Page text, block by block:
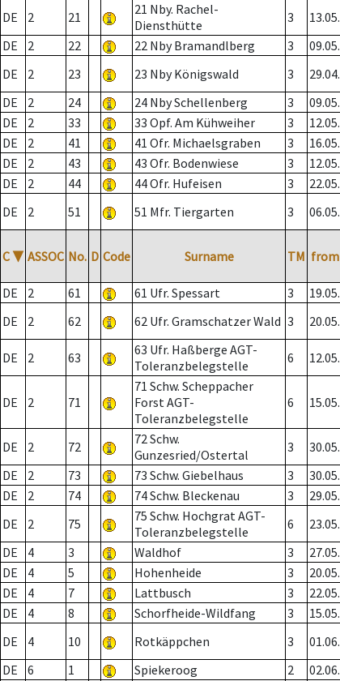
DE 2 21
21 Nby. Rachel-
Diensthütte
3 13.05.
DE
2 22 22 Nby Bramandlberg 3 09.05.
DE
2 23 23 Nby Königswald 3 29.04.
DE
2 24 24 Nby Schellenberg 3 09.05.
DE
2 33 33 Opf. Am Kühweiher 3 12.05.
DE
2 41 41 Ofr. Michaelsgraben 3 16.05.
DE
2 43 43 Ofr. Bodenwiese 3 12.05.
DE
2 44 44 Ofr. Hufeisen 3 22.05.
DE
2 51 51 Mfr. Tiergarten 3 06.05.
C ▼ ASSOC No. D Code Surname TM from
DE
2 61 61 Ufr. Spessart 3 19.05.
DE
2 62 62 Ufr. Gramschatzer Wald 3 20.05.
DE 2 63
63 Ufr. Haßberge AGT-
Toleranzbelegstelle
6 12.05.
DE 2 71
71 Schw. Scheppacher
Forst AGT-
Toleranzbelegstelle
6 15.05.
DE 2 72
72 Schw.
Gunzesried/Ostertal
3 30.05.
DE
2 73 73 Schw. Giebelhaus 3 30.05.
DE
2 74 74 Schw. Bleckenau 3 29.05.
DE
2 75
75 Schw. Hochgrat AGT-
Toleranzbelegstelle
6 23.05.
DE
4 3 Waldhof 3 27.05.
DE
4 5 Hohenheide 3 20.05.
DE
4 7 Lattbusch 3 22.05.
DE
4 8 Schorfheide-Wildfang 3 15.05.
DE
4 10 Rotkäppchen 3 01.06.
DE
6 1 Spiekeroog 2 02.06.